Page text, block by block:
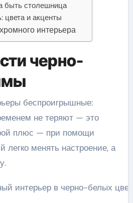
быть столешница
цвета и акценты
интерьера
черно-
беспроигрышные:
не теряют — это
плюс — при помощи
легко менять настроение, а